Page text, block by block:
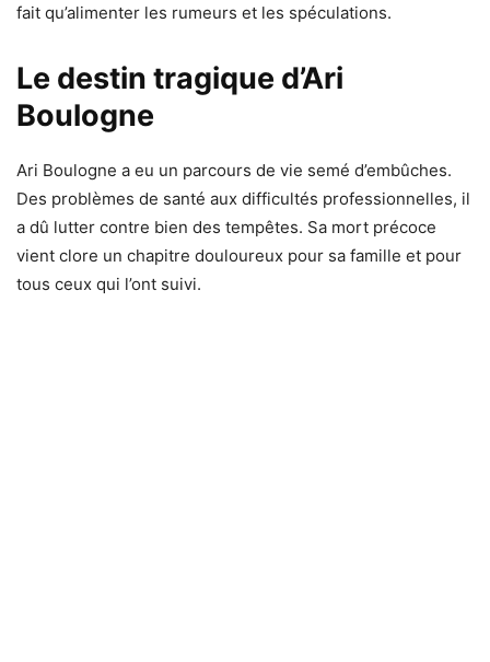
fait qu’alimenter les rumeurs et les spéculations.
Le destin tragique d’Ari
Boulogne
Ari Boulogne a eu un parcours de vie semé d’embûches.
Des problèmes de santé aux difficultés professionnelles, il
a dû lutter contre bien des tempêtes. Sa mort précoce
vient clore un chapitre douloureux pour sa famille et pour
tous ceux qui l’ont suivi.